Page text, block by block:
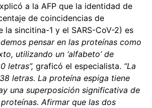
a la AFP que la identidad de
de coincidencias de
la sincitina-1 y el SARS-CoV-2) es
pensar en las proteínas como
utilizando un ‘alfabeto’ de
letras”, graficó el especialista. “La
letras. La proteína espiga tiene
una superposición significativa de
proteínas. Afirmar que las dos